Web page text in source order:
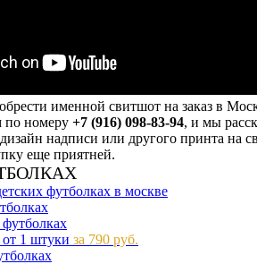
именной свитшот на заказ в
по номеру +7 (916) 098-83-94, и мы
надписи или другого принта на
еще приятней.
футболках в москве
от 1 штуки за 790 руб.